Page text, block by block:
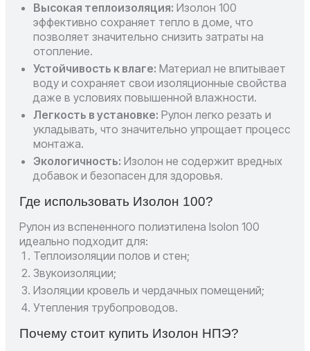
Высокая теплоизоляция: Изолон 100
эффективно сохраняет тепло в доме, что
позволяет значительно снизить затраты на
отопление.
Устойчивость к влаге: Материал не впитывает
воду и сохраняет свои изоляционные свойства
даже в условиях повышенной влажности.
Легкость в установке: Рулон легко резать и
укладывать, что значительно упрощает процесс
монтажа.
Экологичность: Изолон не содержит вредных
добавок и безопасен для здоровья.
Где использовать Изолон 100?
Рулон из вспененного полиэтилена Isolon 100
идеально подходит для:
Теплоизоляции полов и стен;
Звукоизоляции;
Изоляции кровель и чердачных помещений;
Утепления трубопроводов.
Почему стоит купить Изолон НПЭ?